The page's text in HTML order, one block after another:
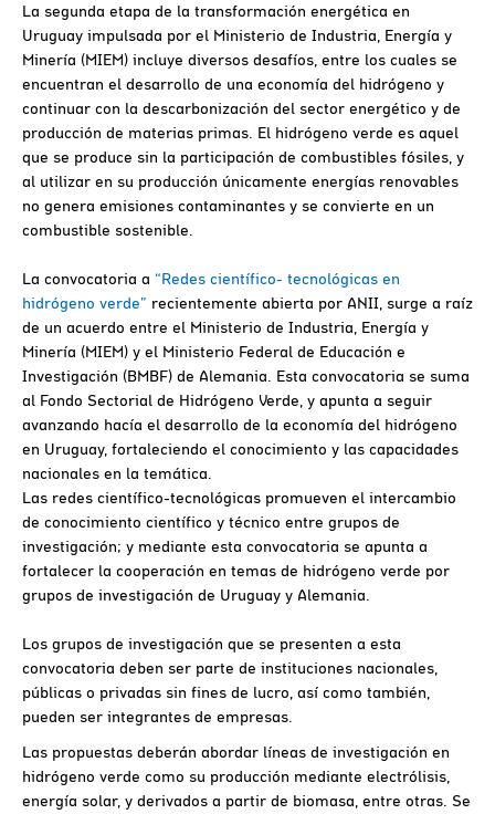
La segunda etapa de la transformación energética en
Uruguay impulsada por el Ministerio de Industria, Energía y
Minería (MIEM) incluye diversos desafíos, entre los cuales se
encuentran el desarrollo de una economía del hidrógeno y
continuar con la descarbonización del sector energético y de
producción de materias primas. El hidrógeno verde es aquel
que se produce sin la participación de combustibles fósiles, y
al utilizar en su producción únicamente energías renovables
no genera emisiones contaminantes y se convierte en un
combustible sostenible.
La convocatoria a “Redes científico- tecnológicas en
hidrógeno verde” recientemente abierta por ANII, surge a raíz
de un acuerdo entre el Ministerio de Industria, Energía y
Minería (MIEM) y el Ministerio Federal de Educación e
Investigación (BMBF) de Alemania. Esta convocatoria se suma
al Fondo Sectorial de Hidrógeno Verde, y apunta a seguir
avanzando hacía el desarrollo de la economía del hidrógeno
en Uruguay, fortaleciendo el conocimiento y las capacidades
nacionales en la temática.
Las redes científico-tecnológicas promueven el intercambio
de conocimiento científico y técnico entre grupos de
investigación; y mediante esta convocatoria se apunta a
fortalecer la cooperación en temas de hidrógeno verde por
grupos de investigación de Uruguay y Alemania.
Los grupos de investigación que se presenten a esta
convocatoria deben ser parte de instituciones nacionales,
públicas o privadas sin fines de lucro, así como también,
pueden ser integrantes de empresas.
Las propuestas deberán abordar líneas de investigación en
hidrógeno verde como su producción mediante electrólisis,
energía solar, y derivados a partir de biomasa, entre otras. Se